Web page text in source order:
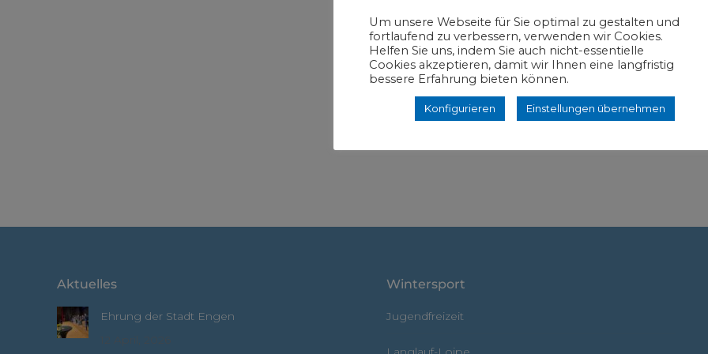
Ansprechpartner
Wolfgang Merkle
wolfgang.merkle(at)skiclub-
Aktuelles
Ehrung der Stadt Engen
Wintersport
Jugendfreizeit
Um unsere Webseite für Sie optimal zu gestalten und
fortlaufend zu verbessern, verwenden wir Cookies.
Helfen Sie uns, indem Sie auch nicht-essentielle
Cookies akzeptieren, damit wir Ihnen eine langfristig
bessere Erfahrung bieten können.
Konfigurieren Einstellungen übernehmen